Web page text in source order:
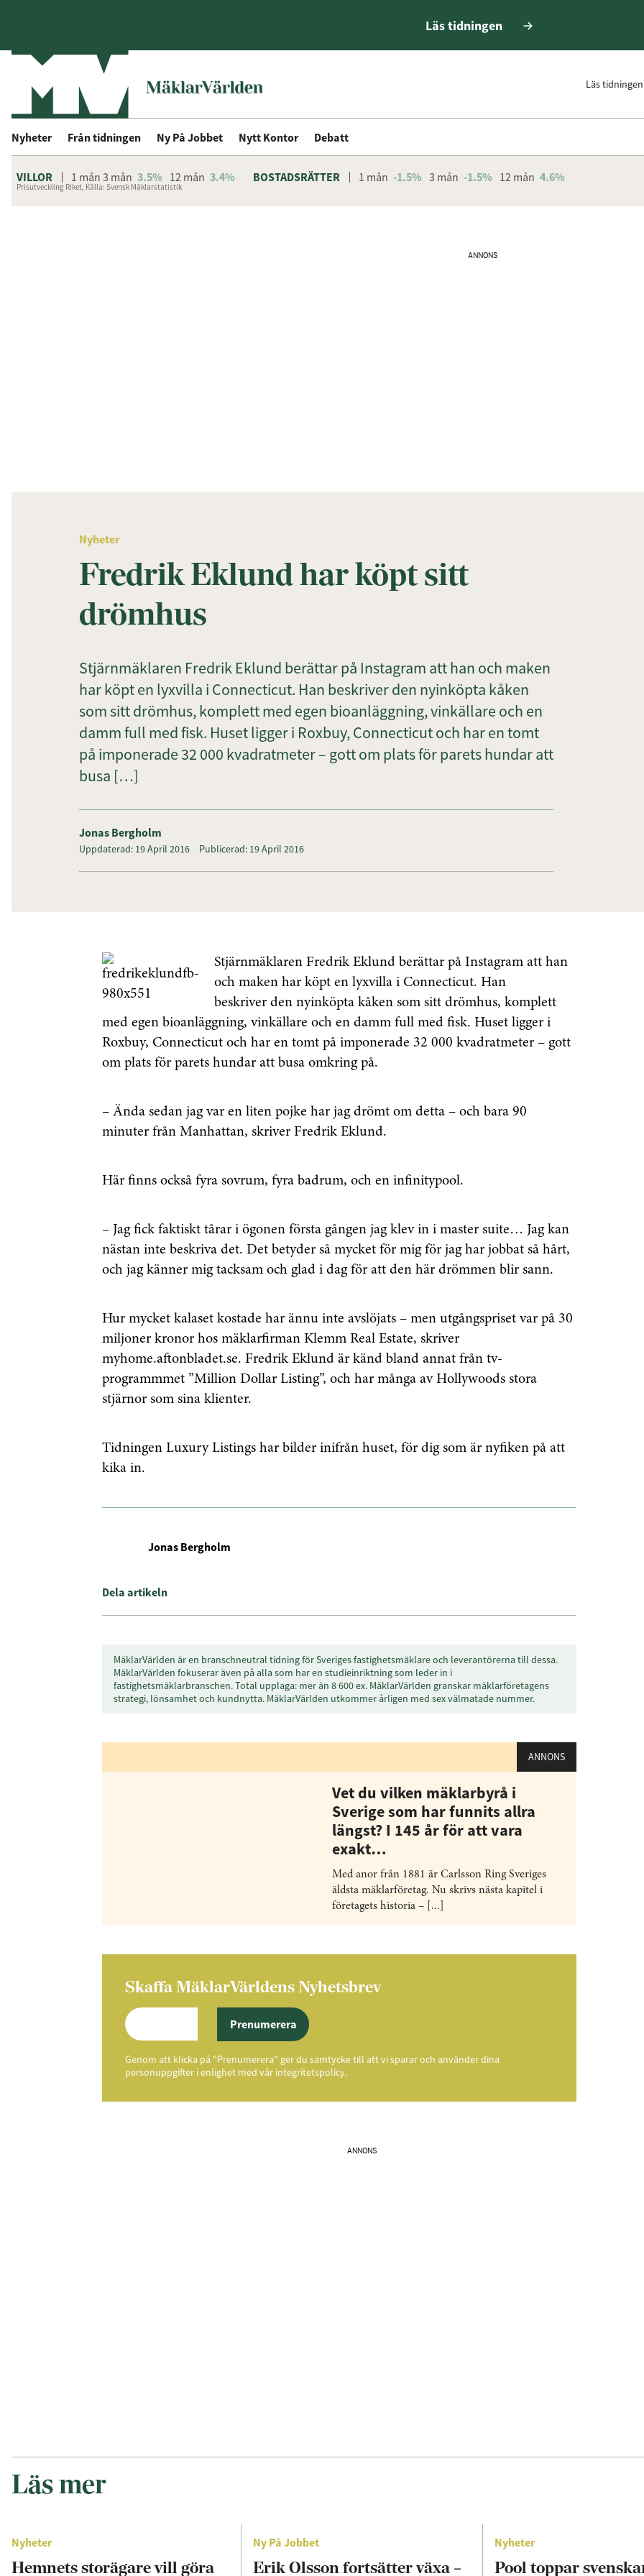
Läs tidningen
Läs tidningen
Nyheter Från tidningen Ny På Jobbet Nytt Kontor Debatt
VILLOR 1 mån 3 mån 3.5% 12 mån 3.4% BOSTADSRÄTTER 1 mån -1.5% 3 mån -1.5% 12 mån 4.6%
Prisutveckling Riket, Källa: Svensk Mäklarstatistik
ANNONS
Nyheter
Fredrik Eklund har köpt sitt
drömhus
Stjärnmäklaren Fredrik Eklund berättar på Instagram att han och maken
har köpt en lyxvilla i Connecticut. Han beskriver den nyinköpta kåken
som sitt drömhus, komplett med egen bioanläggning, vinkällare och en
damm full med fisk. Huset ligger i Roxbuy, Connecticut och har en tomt
på imponerade 32 000 kvadratmeter – gott om plats för parets hundar att
busa […]
Jonas Bergholm
Uppdaterad: 19 April 2016 Publicerad: 19 April 2016
Stjärnmäklaren Fredrik Eklund berättar på Instagram att han
och maken har köpt en lyxvilla i Connecticut. Han
beskriver den nyinköpta kåken som sitt drömhus, komplett
med egen bioanläggning, vinkällare och en damm full med fisk. Huset ligger i
Roxbuy, Connecticut och har en tomt på imponerade 32 000 kvadratmeter – gott
om plats för parets hundar att busa omkring på.
– Ända sedan jag var en liten pojke har jag drömt om detta – och bara 90
minuter från Manhattan, skriver Fredrik Eklund.
Här finns också fyra sovrum, fyra badrum, och en infinitypool.
– Jag fick faktiskt tårar i ögonen första gången jag klev in i master suite… Jag kan
nästan inte beskriva det. Det betyder så mycket för mig för jag har jobbat så hårt,
och jag känner mig tacksam och glad i dag för att den här drömmen blir sann.
Hur mycket kalaset kostade har ännu inte avslöjats – men utgångspriset var på 30
miljoner kronor hos mäklarfirman Klemm Real Estate, skriver
myhome.aftonbladet.se. Fredrik Eklund är känd bland annat från tv-
programmmet ”Million Dollar Listing”, och har många av Hollywoods stora
stjärnor som sina klienter.
Tidningen Luxury Listings har bilder inifrån huset, för dig som är nyfiken på att
kika in.
Jonas Bergholm
Dela artikeln
MäklarVärlden är en branschneutral tidning för Sveriges fastighetsmäklare och leverantörerna till dessa.
MäklarVärlden fokuserar även på alla som har en studieinriktning som leder in i
fastighetsmäklarbranschen. Total upplaga: mer än 8 600 ex. MäklarVärlden granskar mäklarföretagens
strategi, lönsamhet och kundnytta. MäklarVärlden utkommer årligen med sex välmatade nummer.
ANNONS
Vet du vilken mäklarbyrå i
Sverige som har funnits allra
längst? I 145 år för att vara
exakt…
Med anor från 1881 är Carlsson Ring Sveriges
äldsta mäklarföretag. Nu skrivs nästa kapitel i
företagets historia – [...]
Skaffa MäklarVärldens Nyhetsbrev
Prenumerera
Genom att klicka på "Prenumerera" ger du samtycke till att vi sparar och använder dina
personuppgifter i enlighet med vår integritetspolicy.
ANNONS
Läs mer
Nyheter
Hemnets storägare vill göra
Ny På Jobbet
Erik Olsson fortsätter växa –
Nyheter
Pool toppar